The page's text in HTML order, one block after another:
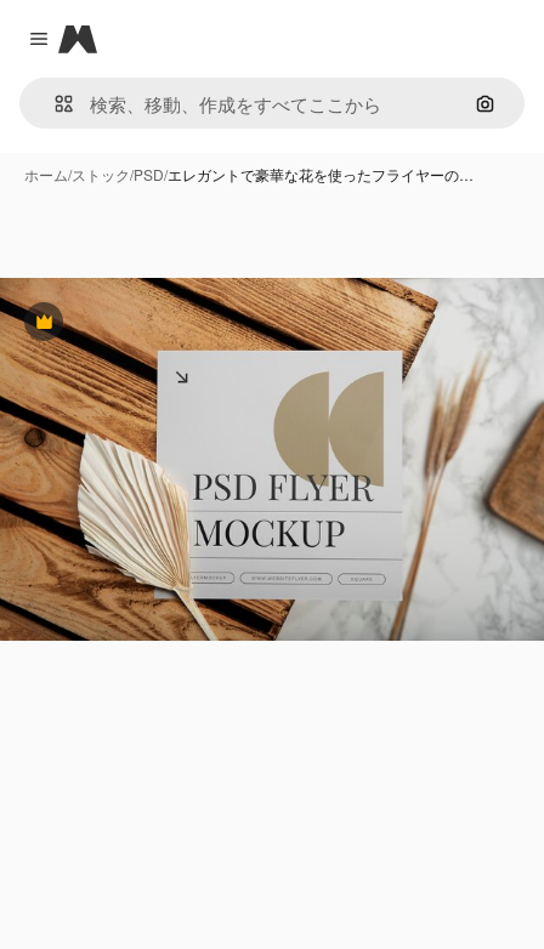
Close menu
Magnific
画像で
ホーム/ストック/PSD/エレガントで豪華な花を使ったフライヤーの…
Premium